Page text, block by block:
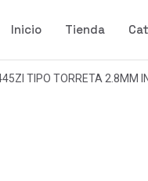
Inicio Tienda
TIPO TORRETA 2.8MM